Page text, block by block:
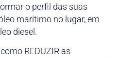
o perfil das suas
marítimo no lugar, em
diesel.
REDUZIR as